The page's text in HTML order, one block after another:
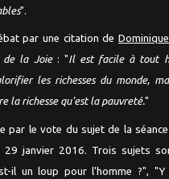
".
par une citation de
de la Joie: "Il est facile à tout
les richesses du monde,
la richesse qu'est la pauvreté."
par le vote du sujet de la
29 janvier 2016. Trois sujets
il un loup pour l'homme ?", "Y